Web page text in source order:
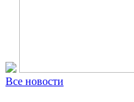
Все новости